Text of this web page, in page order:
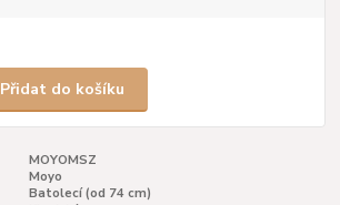
Přidat do košíku
MOYOMSZ
Moyo
Batolecí (od 74 cm)